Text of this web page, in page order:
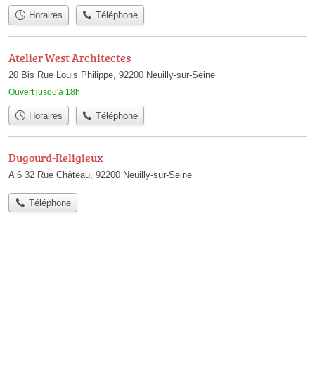
Horaires Téléphone
Atelier West Architectes
20 Bis Rue Louis Philippe, 92200 Neuilly-sur-Seine
Ouvert jusqu'à 18h
Horaires Téléphone
Dugourd-Religieux
A 6 32 Rue Château, 92200 Neuilly-sur-Seine
Téléphone